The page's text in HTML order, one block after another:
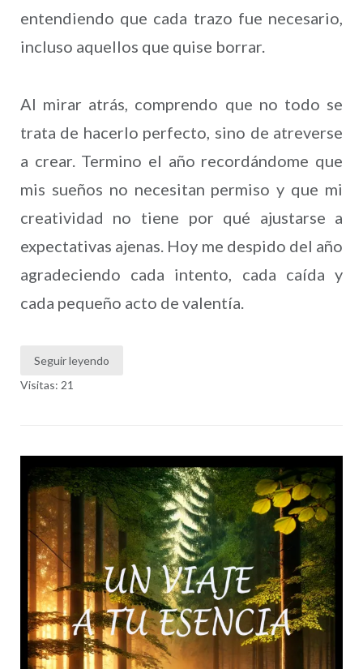
entendiendo que cada trazo fue necesario,
incluso aquellos que quise borrar.
Al mirar atrás, comprendo que no todo se
trata de hacerlo perfecto, sino de atreverse
a crear. Termino el año recordándome que
mis sueños no necesitan permiso y que mi
creatividad no tiene por qué ajustarse a
expectativas ajenas. Hoy me despido del año
agradeciendo cada intento, cada caída y
cada pequeño acto de valentía.
Seguir leyendo
Visitas: 21